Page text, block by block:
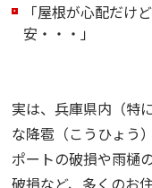
「屋根が心配だけ
安・・・」
実は、兵庫県内（特
な降雹（こうひょう
ポートの破損や雨樋
破損など、多くのお